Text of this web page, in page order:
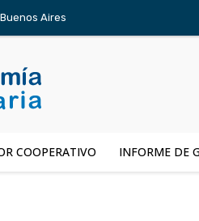
Buenos Aires
COOPERATIVO INFORME DE